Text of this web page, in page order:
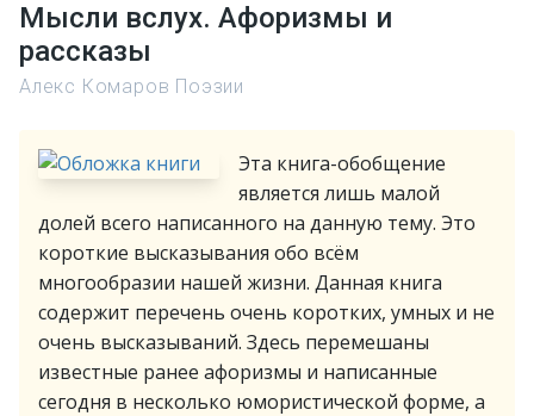
Мысли вслух. Афоризмы и
рассказы
Алекс Комаров Поэзии
Эта книга-обобщение
является лишь малой
долей всего написанного на данную тему. Это
короткие высказывания обо всём
многообразии нашей жизни. Данная книга
содержит перечень очень коротких, умных и не
очень высказываний. Здесь перемешаны
известные ранее афоризмы и написанные
сегодня в несколько юмористической форме, а